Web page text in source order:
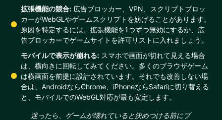
拡張機能の競合: 広告ブロッカー、VPN、スクリプトブロッ
カーがWebGLやゲームスクリプトを妨げることがあります。
原因を特定するには、拡張機能を1つずつ無効にするか、広
告ブロッカーでゲームサイトを許可リストに入れましょう。
モバイルで表示が崩れる: スマホで画面が切れて見える場合
は、横向きに回転してみてください。多くのブラウザゲーム
は横画面を前提に設計されています。それでも改善しない場
合は、AndroidならChrome、iPhoneならSafariに切り替える
と、モバイルでのWebGL対応が最も安定します。
迷ったら、ゲームが壊れていると決めつける前にブ